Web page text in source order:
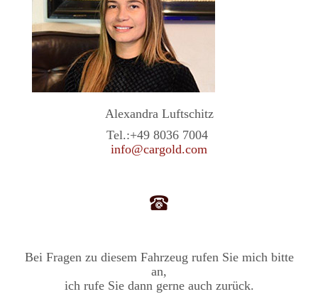
Alexandra Luftschitz
Tel.:+49 8036 7004
info@cargold.com
Bei Fragen zu diesem Fahrzeug rufen Sie mich bitte
an,
ich rufe Sie dann gerne auch zurück.